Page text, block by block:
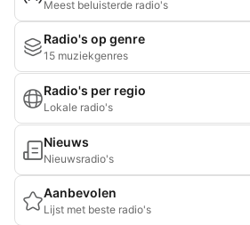
Meest beluisterde radio's
Radio's op genre
15 muziekgenres
Radio's per regio
Lokale radio's
Nieuws
Nieuwsradio's
Aanbevolen
Lijst met beste radio's